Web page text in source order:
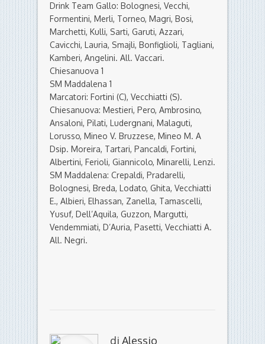
Drink Team Gallo: Bolognesi, Vecchi,
Formentini, Merli, Torneo, Magri, Bosi,
Marchetti, Kulli, Sarti, Garuti, Azzari,
Cavicchi, Lauria, Smajli, Bonfiglioli, Tagliani,
Kamberi, Angelini. All. Vaccari.
Chiesanuova 1
SM Maddalena 1
Marcatori: Fortini (C), Vecchiatti (S).
Chiesanuova: Mestieri, Pero, Ambrosino,
Ansaloni, Pilati, Ludergnani, Malaguti,
Lorusso, Mineo V. Bruzzese, Mineo M. A
Dsip. Moreira, Tartari, Pancaldi, Fortini,
Albertini, Ferioli, Giannicolo, Minarelli, Lenzi.
SM Maddalena: Crepaldi, Pradarelli,
Bolognesi, Breda, Lodato, Ghita, Vecchiatti
E., Albieri, Elhassan, Zanella, Tamascelli,
Yusuf, Dell’Aquila, Guzzon, Margutti,
Vendemmiati, D’Auria, Pasetti, Vecchiatti A.
All. Negri.
di Alessio